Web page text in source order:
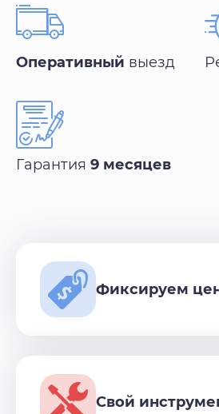
Оперативный выезд
Гарантия 9 месяцев
Фиксируем
Свой